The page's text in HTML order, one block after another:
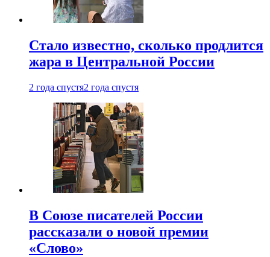
Стало известно, сколько продлится
жара в Центральной России
2 года спустя2 года спустя
В Союзе писателей России
рассказали о новой премии
«Слово»